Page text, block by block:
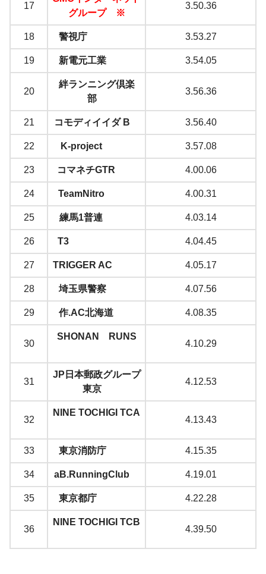
17
グループ ※
3.50.36
18 警視庁 3.53.27
19 新電元工業 3.54.05
20
絆ランニング倶楽
部
3.56.36
21 コモディイイダ B 3.56.40
22 K-project 3.57.08
23 コマネチGTR 4.00.06
24 TeamNitro 4.00.31
25 練馬1普連 4.03.14
26 T3 4.04.45
27 TRIGGER AC 4.05.17
28 埼玉県警察 4.07.56
29 作.AC北海道 4.08.35
30
SHONAN RUNS
4.10.29
31
JP日本郵政グループ
東京
4.12.53
32
NINE TOCHIGI TCA
4.13.43
33 東京消防庁 4.15.35
34 aB.RunningClub 4.19.01
35 東京都庁 4.22.28
36
NINE TOCHIGI TCB
4.39.50